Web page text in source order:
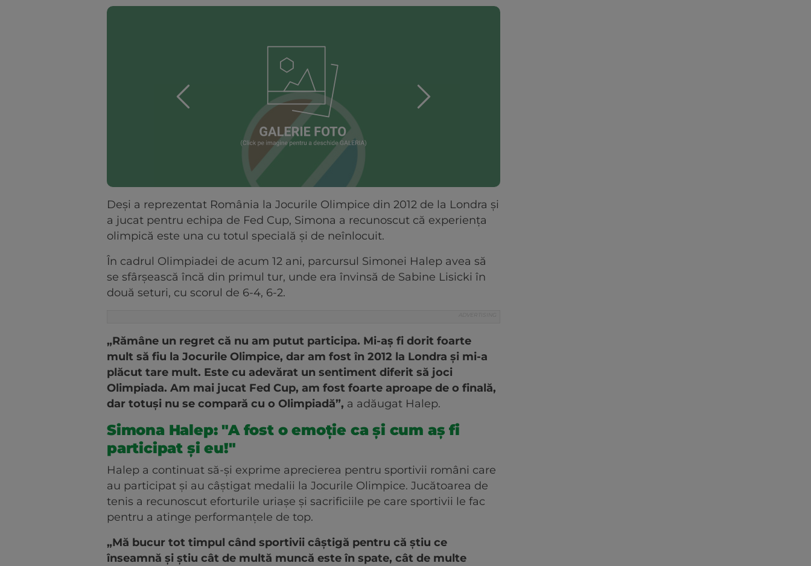
Deși a reprezentat România la Jocurile Olimpice din 2012 de la Londra și
a jucat pentru echipa de Fed Cup, Simona a recunoscut că experiența
olimpică este una cu totul specială și de neînlocuit.
În cadrul Olimpiadei de acum 12 ani, parcursul Simonei Halep avea să
se sfârșească încă din primul tur, unde era învinsă de Sabine Lisicki în
două seturi, cu scorul de 6-4, 6-2.
„Rămâne un regret că nu am putut participa. Mi-aș fi dorit foarte
mult să fiu la Jocurile Olimpice, dar am fost în 2012 la Londra și mi-a
plăcut tare mult. Este cu adevărat un sentiment diferit să joci
Olimpiada. Am mai jucat Fed Cup, am fost foarte aproape de o finală,
dar totuși nu se compară cu o Olimpiadă”, a adăugat Halep.
Simona Halep: "A fost o emoție ca și cum aș fi
participat și eu!"
Halep a continuat să-și exprime aprecierea pentru sportivii români care
au participat și au câștigat medalii la Jocurile Olimpice. Jucătoarea de
tenis a recunoscut eforturile uriașe și sacrificiile pe care sportivii le fac
pentru a atinge performanțele de top.
„Mă bucur tot timpul când sportivii câștigă pentru că știu ce
înseamnă și știu cât de multă muncă este în spate, cât de multe